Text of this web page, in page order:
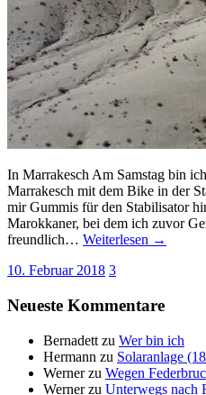
In Marrakesch Am Samstag bin
Marrakesch mit dem Bike in der
mir Gummis für den Stabilisator
Marokkaner, bei dem ich zuvor
freundlich… Weiterlesen →
10. Februar 2018 3
Neueste Kommentare
Bernadett zu Wer bin ich
Hermann zu Solaranlage
Wernerzu Wegen
Wernerzu Unterwegs nach